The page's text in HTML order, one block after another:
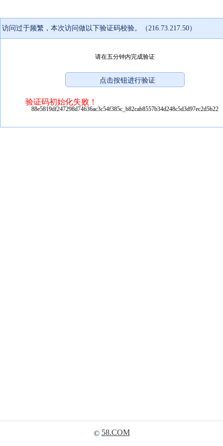
访问过于频繁，本次访问做以下验证码校验。（216.73.217.50）
请在五分钟内完成验证
验证码初始化失败！
88e5819df247298d74636ac3c54f385c_b82cab8557b34d248c5d3d97ec2d5b22
© 58.COM